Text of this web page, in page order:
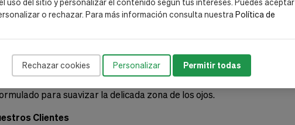
o rechazar. Para más información consulta nuestraPolítica de
Rechazar cookies Personalizar Permitir todas
Gama
Crema Ligera
que requieren un cuidado suave y fresco.
Crema Rica
profunda, ideal en climas secos o fríos.
Contorno de Ojos Calmante
para suavizar la delicada zona de los ojos.
Clientes